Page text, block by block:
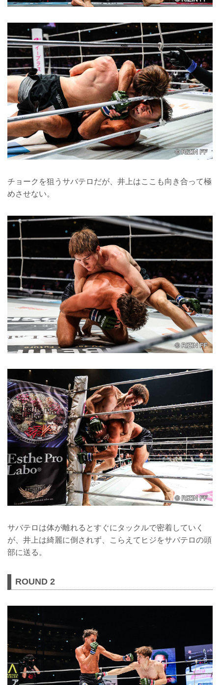
チョークを狙うサバテロだが、井上はここも向き合って極
めさせない。
サバテロは体が離れるとすぐにタックルで密着していく
が、井上は綺麗に倒されず、こらえてヒジをサバテロの頭
部に送る。
ROUND 2